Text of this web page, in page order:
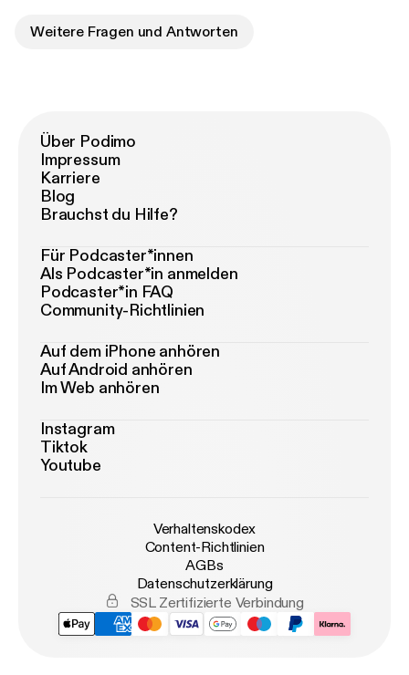
Weitere Fragen und Antworten
Über Podimo
Impressum
Karriere
Blog
Brauchst du Hilfe?
Für Podcaster*innen
Als Podcaster*in anmelden
Podcaster*in FAQ
Community-Richtlinien
Auf dem iPhone anhören
Auf Android anhören
Im Web anhören
Instagram
Tiktok
Youtube
Verhaltenskodex
Content-Richtlinien
AGBs
Datenschutzerklärung
SSL Zertifizierte Verbindung